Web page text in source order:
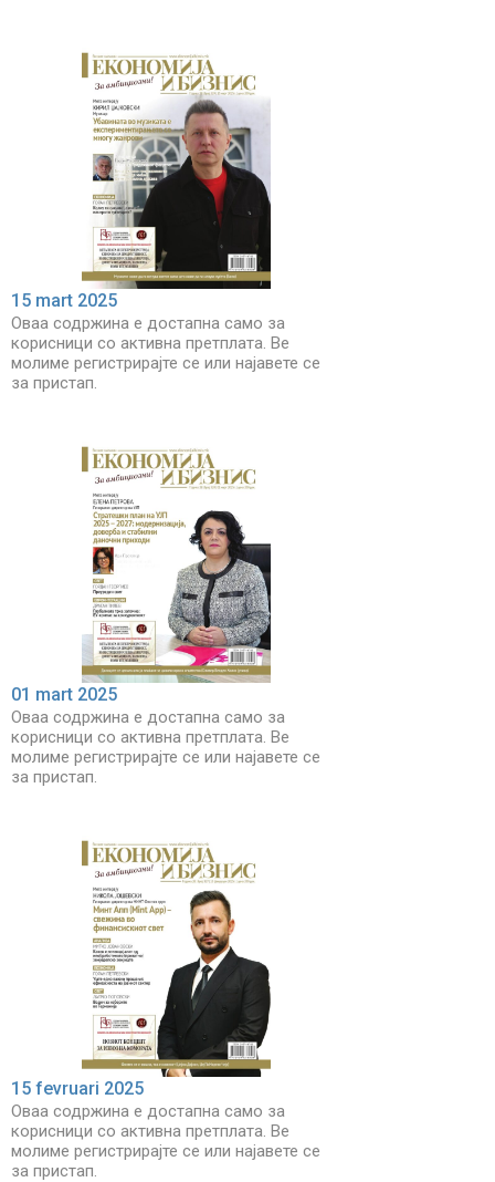
15 mart 2025
Оваа содржина е достапна само за
корисници со активна претплата. Ве
молиме регистрирајте се или најавете се
за пристап.
01 mart 2025
Оваа содржина е достапна само за
корисници со активна претплата. Ве
молиме регистрирајте се или најавете се
за пристап.
15 fevruari 2025
Оваа содржина е достапна само за
корисници со активна претплата. Ве
молиме регистрирајте се или најавете се
за пристап.